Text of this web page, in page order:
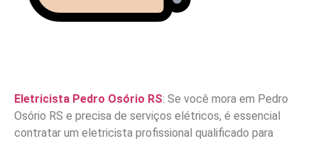
Eletricista Pedro Osório RS: Se você mora em Pedro
Osório RS e precisa de serviços elétricos, é essencial
contratar um eletricista profissional qualificado para